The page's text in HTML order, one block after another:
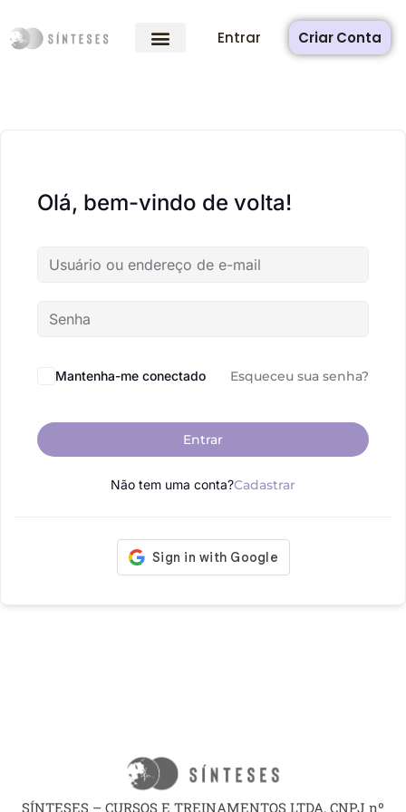
Entrar Criar Conta
Olá, bem-vindo de volta!
Mantenha-me conectado Esqueceu sua senha?
Entrar
Não tem uma conta?Cadastrar
SÍNTESES – CURSOS E TREINAMENTOS LTDA, CNPJ nº